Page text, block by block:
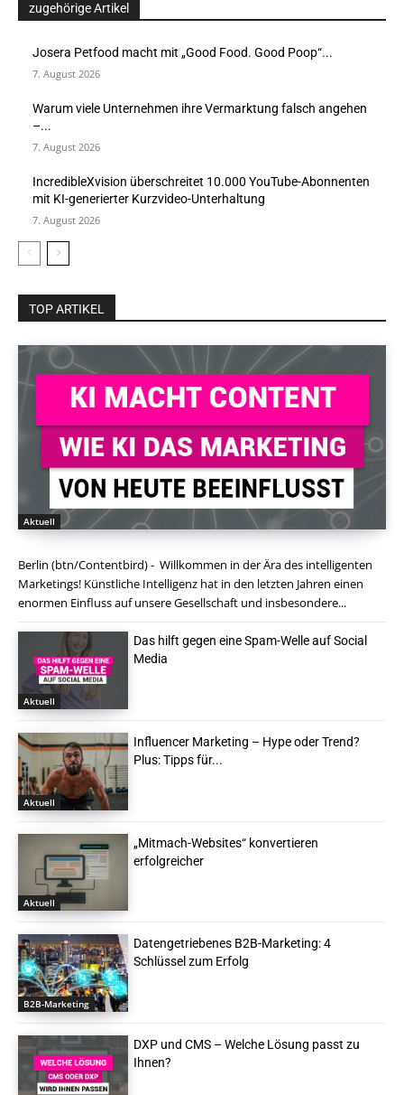
zugehörige Artikel
Josera Petfood macht mit „Good Food. Good Poop“...
7. August 2026
Warum viele Unternehmen ihre Vermarktung falsch angehen
–...
7. August 2026
IncredibleXvision überschreitet 10.000 YouTube-Abonnenten
mit KI-generierter Kurzvideo-Unterhaltung
7. August 2026
TOP ARTIKEL
Aktuell
Berlin (btn/Contentbird) - Willkommen in der Ära des intelligenten
Marketings! Künstliche Intelligenz hat in den letzten Jahren einen
enormen Einfluss auf unsere Gesellschaft und insbesondere...
Aktuell
Das hilft gegen eine Spam-Welle auf Social
Media
Aktuell
Influencer Marketing – Hype oder Trend?
Plus: Tipps für...
Aktuell
„Mitmach-Websites“ konvertieren
erfolgreicher
B2B-Marketing
Datengetriebenes B2B-Marketing: 4
Schlüssel zum Erfolg
DXP und CMS – Welche Lösung passt zu
Ihnen?